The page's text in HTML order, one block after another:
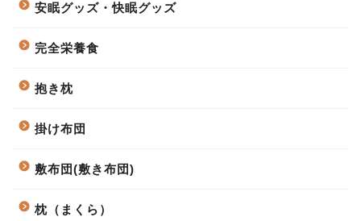
安眠グッズ・快眠グッズ
完全栄養食
抱き枕
掛け布団
敷布団(敷き布団)
枕（まくら）